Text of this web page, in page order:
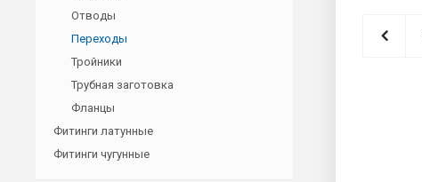
Отводы
Переходы
Тройники
Трубная заготовка
Фланцы
Фитинги латунные
Фитинги чугунные